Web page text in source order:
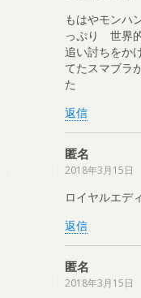
もはやモンハ
っぷり 世界
追い討ちをか
てたスマブラ
た
返信
匿名
2018年3月15日
ロイヤルエデ
返信
匿名
2018年3月15日